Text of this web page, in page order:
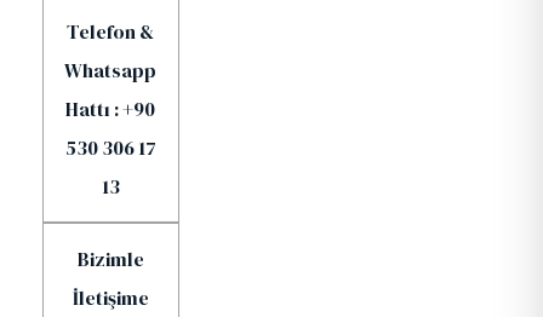
Telefon &
Whatsapp
Hattı : +90
530 306 17
13
Bizimle
İletişime